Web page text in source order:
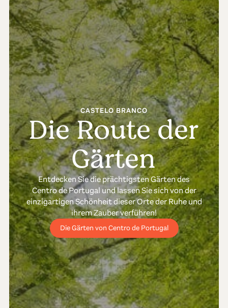
CASTELO BRANCO
Die Route der
Gärten
Entdecken Sie die prächtigsten Gärten des
Centro de Portugal und lassen Sie sich von der
einzigartigen Schönheit dieser Orte der Ruhe und
ihrem Zauber verführen!
Die Gärten von Centro de Portugal